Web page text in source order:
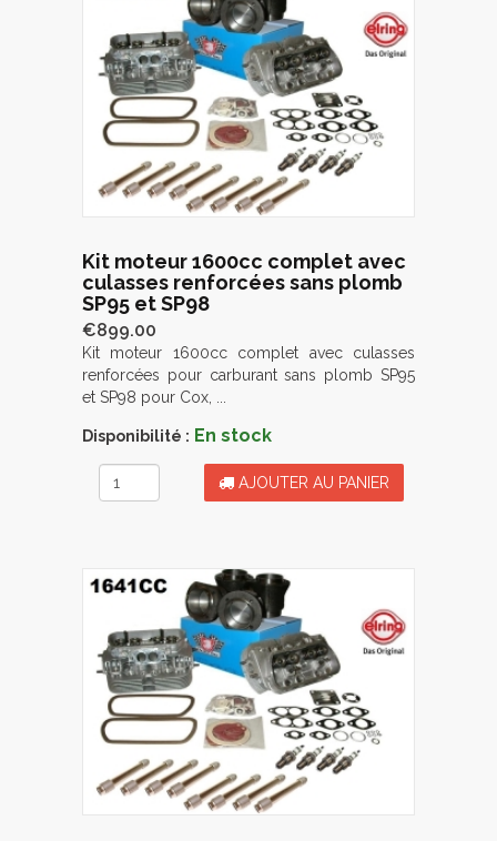
Kit moteur 1600cc complet avec
culasses renforcées sans plomb
SP95 et SP98
€899.00
Kit moteur 1600cc complet avec culasses
renforcées pour carburant sans plomb SP95
et SP98 pour Cox, ...
Disponibilité : En stock
AJOUTER AU PANIER